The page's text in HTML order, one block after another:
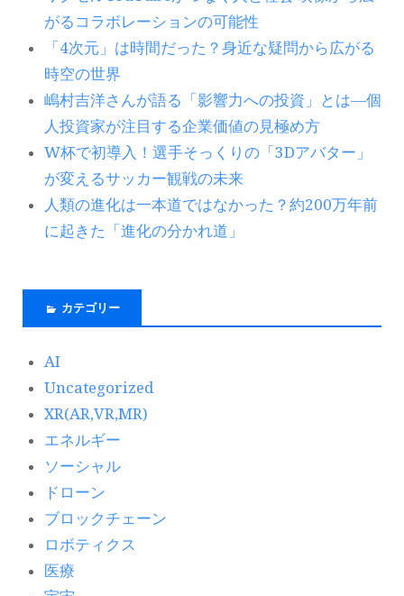
がるコラボレーションの可能性
「4次元」は時間だった？身近な疑問から広がる
時空の世界
嶋村吉洋さんが語る「影響力への投資」とは―個
人投資家が注目する企業価値の見極め方
W杯で初導入！選手そっくりの「3Dアバター」
が変えるサッカー観戦の未来
人類の進化は一本道ではなかった？約200万年前
に起きた「進化の分かれ道」
カテゴリー
AI
Uncategorized
XR(AR,VR,MR)
エネルギー
ソーシャル
ドローン
ブロックチェーン
ロボティクス
医療